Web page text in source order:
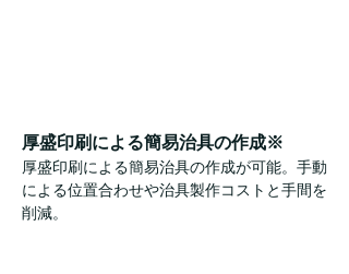
厚盛印刷による簡易治具の作成※
厚盛印刷による簡易治具の作成が可能。手動
による位置合わせや治具製作コストと手間を
削減。